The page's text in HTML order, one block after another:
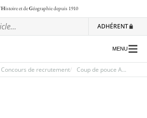
Histoire et deGéographiedepuis 1910
ADHÉRENT
MENU
Concours de recrutement Coup de pouce A...